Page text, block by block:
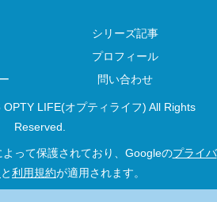
シリーズ記事
プロフィール
問い合わせ
LIFE(オプティライフ) All Rights
Reserved.
って保護されており、Googleのプライバ
と利用規約が適用されます。